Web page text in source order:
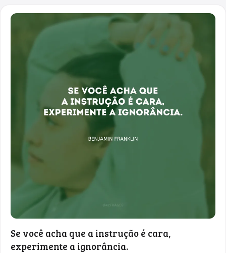
Se você acha que a instrução é cara,
experimente a ignorância.